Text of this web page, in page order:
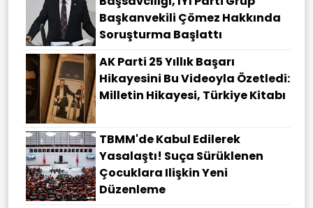
Başkanvekili Çömez Hakkında
Soruşturma Başlattı
AK Parti 25 Yıllık Başarı
Hikayesini Bu Videoyla Özetledi:
Milletin Hikayesi, Türkiye Kitabı
TBMM'de Kabul Edilerek
Yasalaştı! Suça Sürüklenen
Çocuklara Ilişkin Yeni
Düzenleme